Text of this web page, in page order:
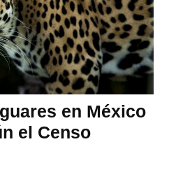
en México
el Censo